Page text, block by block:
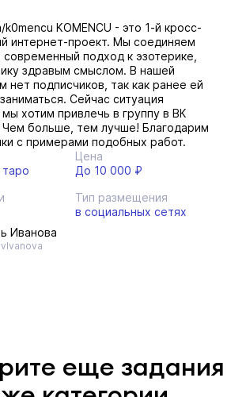
KOMENCU - это 1-й кросс-
интернет-проект. Мы соединяем
подход к эзотерике,
здравым смыслом. В нашей
нет подписчиков, так как ранее ей
Сейчас ситуация
хотим привлечь в группу в ВК
Чем больше, тем лучше! Благодарим
с примерами подобных работ.
таро
Цена
До 10 000 ₽
Тип размещения
в социальных сетях
Иванова
еще задания